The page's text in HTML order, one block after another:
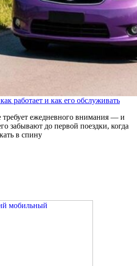
работает и как его обслуживать
ежедневного внимания — и
забывают до первой поездки, когда
в спину